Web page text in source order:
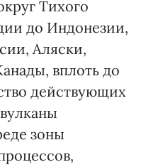
Тихого
до Индонезии,
Аляски,
вплоть до
действующих
зоны